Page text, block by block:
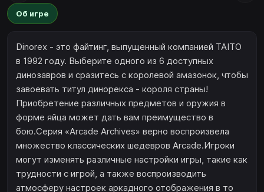
Об игре
Dinorex - это файтинг, выпущенный компанией TAITO
в 1992 году. Выберите одного из 6 доступных
динозавров и сразитесь с королевой амазонок, чтобы
завоевать титул динорекса - короля страны!
Приобретение различных предметов и оружия в
форме яйца может дать вам преимущество в
бою.Серия «Arcade Archives» верно воспроизвела
множество классических шедевров Arcade.Игроки
могут изменять различные настройки игры, такие как
трудности с игрой, а также воспроизводить
атмосферу настроек аркадного отображения в то